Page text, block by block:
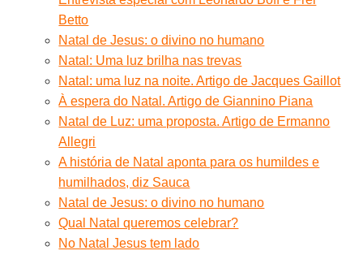
Betto
Natal de Jesus: o divino no humano
Natal: Uma luz brilha nas trevas
Natal: uma luz na noite. Artigo de Jacques Gaillot
À espera do Natal. Artigo de Giannino Piana
Natal de Luz: uma proposta. Artigo de Ermanno
Allegri
A história de Natal aponta para os humildes e
humilhados, diz Sauca
Natal de Jesus: o divino no humano
Qual Natal queremos celebrar?
No Natal Jesus tem lado